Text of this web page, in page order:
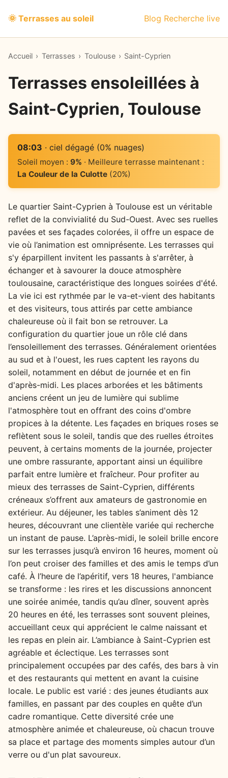
🌞 Terrasses au soleil Blog Recherche live
Accueil › Terrasses › Toulouse › Saint-Cyprien
Terrasses ensoleillées à
Saint-Cyprien, Toulouse
08:03 · ciel dégagé (0% nuages)
Soleil moyen : 9% · Meilleure terrasse maintenant :
La Couleur de la Culotte(20%)
Le quartier Saint-Cyprien à Toulouse est un véritable
reflet de la convivialité du Sud-Ouest. Avec ses ruelles
pavées et ses façades colorées, il offre un espace de
vie où l’animation est omniprésente. Les terrasses qui
s'y éparpillent invitent les passants à s'arrêter, à
échanger et à savourer la douce atmosphère
toulousaine, caractéristique des longues soirées d'été.
La vie ici est rythmée par le va-et-vient des habitants
et des visiteurs, tous attirés par cette ambiance
chaleureuse où il fait bon se retrouver. La
configuration du quartier joue un rôle clé dans
l’ensoleillement des terrasses. Généralement orientées
au sud et à l'ouest, les rues captent les rayons du
soleil, notamment en début de journée et en fin
d'après-midi. Les places arborées et les bâtiments
anciens créent un jeu de lumière qui sublime
l'atmosphère tout en offrant des coins d'ombre
propices à la détente. Les façades en briques roses se
reflètent sous le soleil, tandis que des ruelles étroites
peuvent, à certains moments de la journée, projecter
une ombre rassurante, apportant ainsi un équilibre
parfait entre lumière et fraîcheur. Pour profiter au
mieux des terrasses de Saint-Cyprien, différents
créneaux s’offrent aux amateurs de gastronomie en
extérieur. Au déjeuner, les tables s’animent dès 12
heures, découvrant une clientèle variée qui recherche
un instant de pause. L’après-midi, le soleil brille encore
sur les terrasses jusqu’à environ 16 heures, moment où
l’on peut croiser des familles et des amis le temps d’un
café. À l’heure de l’apéritif, vers 18 heures, l'ambiance
se transforme : les rires et les discussions annoncent
une soirée animée, tandis qu’au dîner, souvent après
20 heures en été, les terrasses sont souvent pleines,
accueillant ceux qui apprécient le calme naissant et
les repas en plein air. L’ambiance à Saint-Cyprien est
agréable et éclectique. Les terrasses sont
principalement occupées par des cafés, des bars à vin
et des restaurants qui mettent en avant la cuisine
locale. Le public est varié : des jeunes étudiants aux
familles, en passant par des couples en quête d’un
cadre romantique. Cette diversité crée une
atmosphère animée et chaleureuse, où chacun trouve
sa place et partage des moments simples autour d’un
verre ou d'un plat savoureux.